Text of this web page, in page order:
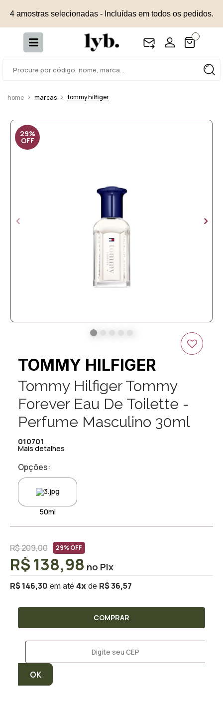
4 amostras selecionadas - Incluídas em todos os pedidos.
marcas tommy hilfiger
29%
OFF
TOMMY HILFIGER
Tommy Hilfiger Tommy
Forever Eau De Toilette -
Perfume Masculino 30ml
010701
Mais detalhes
Opções:
50ml
R$ 209,00 29% OFF
R$ 146,30 4x R$ 36,57
R$ 138,98
COMPRAR